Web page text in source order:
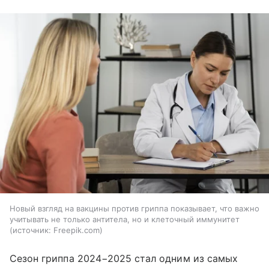
Новый взгляд на вакцины против гриппа показывает, что важно
учитывать не только антитела, но и клеточный иммунитет
источник: Freepik.com
Сезон гриппа 2024−2025 стал одним из самых